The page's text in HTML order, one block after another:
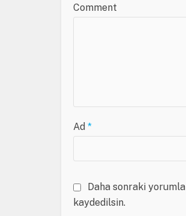
Comment
Ad *
Daha sonraki
kaydedilsin.